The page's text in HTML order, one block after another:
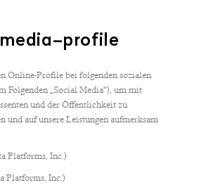
Online-Profile bei folgenden sozialen
Folgenden „Social Media“), um mit
und der Öffentlichkeit zu
und auf unsere Leistungen aufmerksam
Platforms, Inc.)
Platforms, Inc.)